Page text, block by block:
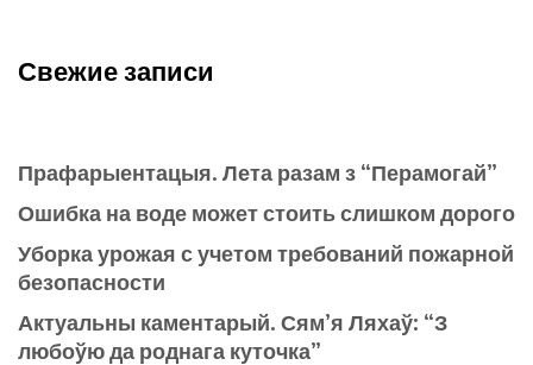
Свежие записи
Прафарыентацыя. Лета разам з “Перамогай”
Ошибка на воде может стоить слишком дорого
Уборка урожая с учетом требований пожарной
безопасности
Актуальны каментарый. Сям’я Ляхаў: “З
любоўю да роднага куточка”